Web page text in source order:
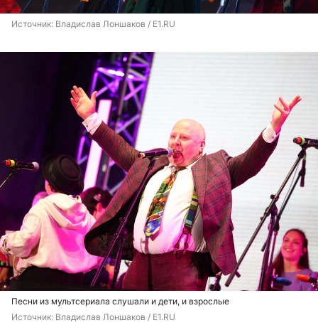
Источник: Владислав Лоншаков / E1.RU
Песни из мультсериала слушали и дети, и взрослые
Источник: Владислав Лоншаков / E1.RU